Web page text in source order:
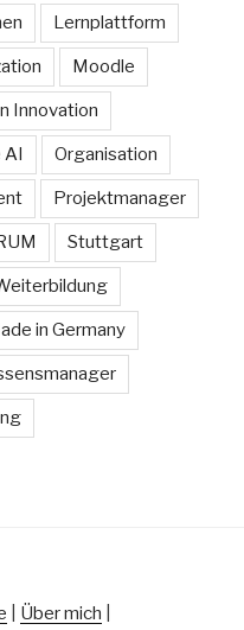
Lernplattform
Moodle
Innovation
AI Organisation
Projektmanager
Stuttgart
in Germany
Über mich